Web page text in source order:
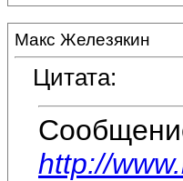
Макс Железякин
Цитата:
http://